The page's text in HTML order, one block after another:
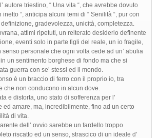
autore triestino, “ Una vita “, che avrebbe dovuto
inetto “, anticipa alcuni temi di “ Senilità “, pur con
gradevolezza, unicità, completezza.
attimi ripetuti, un reiterato desiderio definente
eventi solo in parte figli del reale, un io fragile,
senso personale che ogni volta cede ad un’ abulia
un sentimento borghese di fondo ma che si
guerra con se’ stessi ed il mondo.
è un braccio di ferro con il proprio io, tra
che non conducono in alcun dove.
e distorta, uno stato di sofferenza per l’
ed amare, ma, incredibilmente, fino ad un certo
di vita.
dell’ ovvio sarebbe un fardello troppo
riscatto ed un senso, strascico di un ideale d’